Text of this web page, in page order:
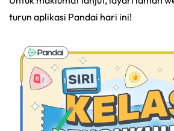
turun aplikasi Pandai hari ini!